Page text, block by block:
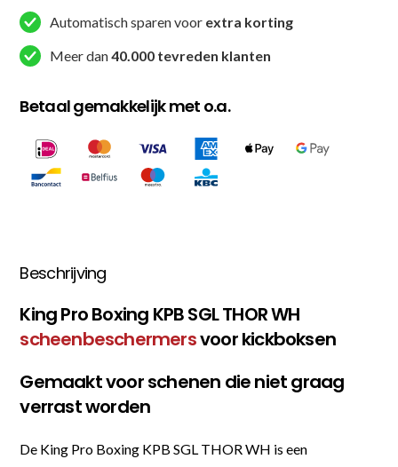
Automatisch sparen voor extra korting
Meer dan40.000 tevreden klanten
Betaal gemakkelijk met o.a.
Beschrijving
King Pro Boxing KPB SGL THOR WH
scheenbeschermersvoor kickboksen
Gemaakt voor schenen die niet graag
verrast worden
De King Pro Boxing KPB SGL THOR WH is een